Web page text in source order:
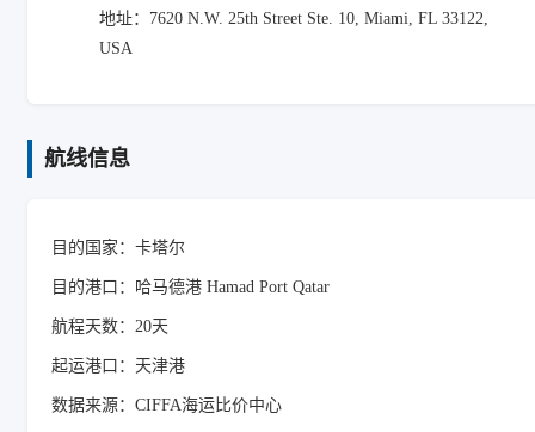
地址：7620 N.W. 25th Street Ste. 10, Miami, FL 33122,
USA
航线信息
目的国家：卡塔尔
目的港口：哈马德港 Hamad Port Qatar
航程天数：20天
起运港口：天津港
数据来源：CIFFA海运比价中心